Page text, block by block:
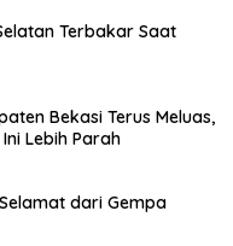
Terbakar Saat
Bekasi Terus Meluas,
Lebih Parah
dari Gempa